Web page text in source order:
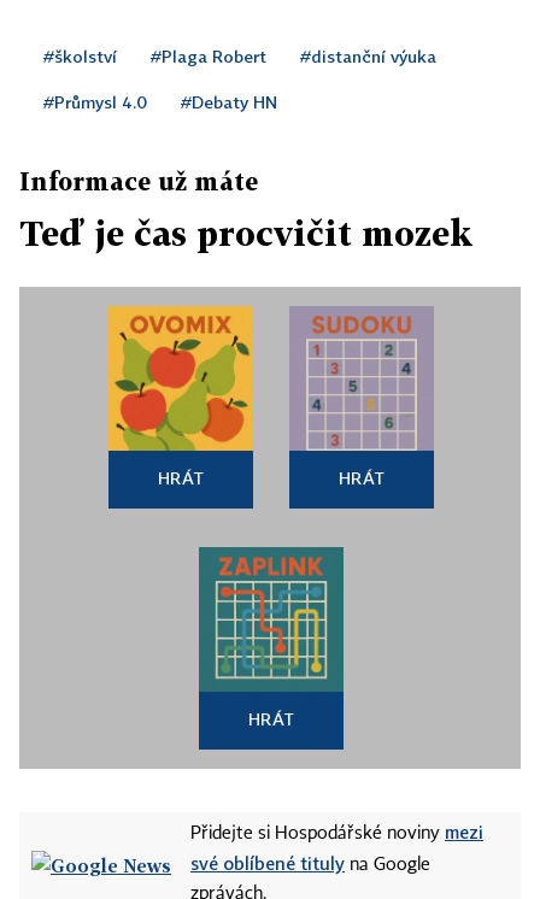
#školství #Plaga Robert #distanční výuka
#Průmysl 4.0 #Debaty HN
Informace už máte
Teď je čas procvičit mozek
HRÁT HRÁT
HRÁT
Přidejte si Hospodářské noviny mezi
své oblíbené tituly na Google
zprávách.